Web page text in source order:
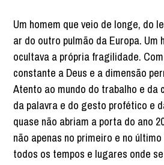
Um homem que veio de longe, do
ar do outro pulmão da Europa. Um
ocultava a própria fragilidade.
constante a Deus e a dimensão
Atento ao mundo do trabalho e da
da palavra e do gesto profético e
quase não abriam a porta do ano
não apenas no primeiro e no
todos os tempos e lugares onde